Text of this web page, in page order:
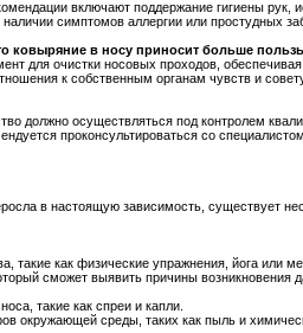
включают поддержание гигиены рук,
симптомов аллергии или простудных
ковыряние в носу приносит больше
для очистки носовых проходов,
к собственным органам чувств и
должно осуществляться под контролем
проконсультироваться со
в настоящую зависимость, существует
такие как физические упражнения, йога или
сможет выявить причины
такие как спреи и капли.
окружающей среды, таких как пыль и